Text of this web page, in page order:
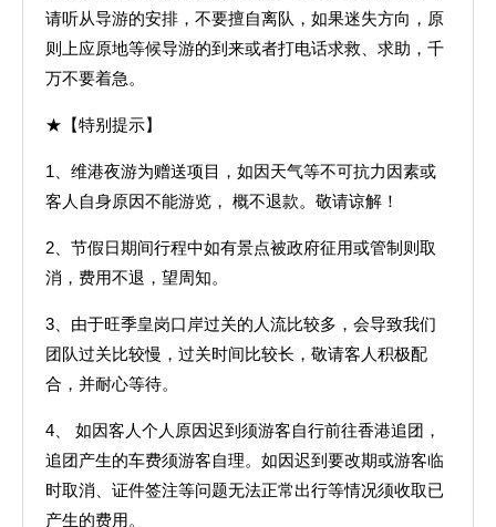
请听从导游的安排，不要擅自离队，如果迷失方向，原
则上应原地等候导游的到来或者打电话求救、求助，千
万不要着急。
★【特别提示】
1、维港夜游为赠送项目，如因天气等不可抗力因素或
客人自身原因不能游览， 概不退款。敬请谅解！
2、节假日期间行程中如有景点被政府征用或管制则取
消，费用不退，望周知。
3、由于旺季皇岗口岸过关的人流比较多，会导致我们
团队过关比较慢，过关时间比较长，敬请客人积极配
合，并耐心等待。
4、 如因客人个人原因迟到须游客自行前往香港追团，
追团产生的车费须游客自理。如因迟到要改期或游客临
时取消、证件签注等问题无法正常出行等情况须收取已
产生的费用。